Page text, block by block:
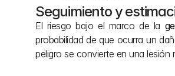
Seguimiento y
El riesgo bajo el marco de la
probabilidad de que ocurra un
peligro se convierte en una lesión